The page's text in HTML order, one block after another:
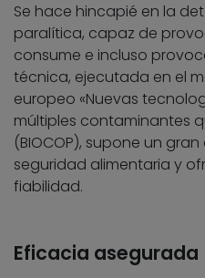
Se hace hincapié en la
paralítica, capaz de
consume e incluso
técnica, ejecutada en el
europeo «Nuevas
múltiples contaminantes
(BIOCOP), supone un
seguridad alimentaria y
fiabilidad.
Eficacia asegurada